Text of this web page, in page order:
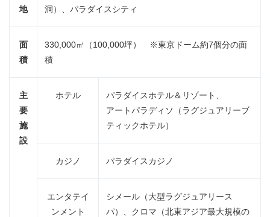
地
洞）、パラダイスシティ
面
積
330,000㎡（100,000坪） ※東京ドーム約7個分の面
積
主
要
施
設
ホテル
パラダイスホテル＆リゾート、
アートパラディソ（ラグジュアリーブ
ティックホテル）
カジノ パラダイスカジノ
エンタテイ
ンメント
シメール（大型ラグジュアリース
パ）、クロマ（北東アジア最大規模の